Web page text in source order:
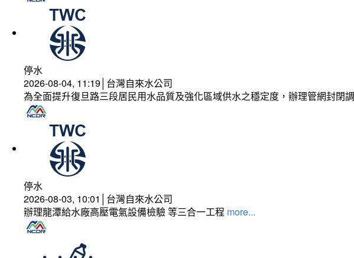
停水
2026-08-04, 11:19│台灣自來水公司
為全面提升復旦路三段居民用水品質及強化區域供水之穩定度，辦理管網封閉
停水
2026-08-03, 10:01│台灣自來水公司
辦理龍潭給水廠高壓電氣設備檢驗 等三合一工程 more...